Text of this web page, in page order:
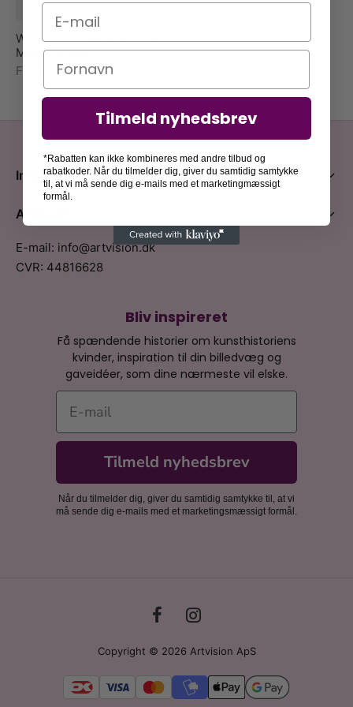
World of coffee brewing –
Mouse & Pen
Fra
79,00kr.
Bliv inspireret
Få spændende historier om kunsthistoriens
kvinder, inspiration til din billedvæg og
gaveidéer, som dine nærmeste vil elske.
E-mail
Tilmeld nyhedsbrev
Når du tilmelder dig, giver du samtidig samtykke til, at vi
må sende dig e-mails med et marketingsmæssigt formål.
Information
Artvision
E-mail: info@artvision.dk
CVR: 44816628
Copyright © 2026 Artvision ApS
E-mail
Navn
Tilmeld nyhedsbrev
*Rabatten kan ikke kombineres med andre tilbud og
rabatkoder. Når du tilmelder dig, giver du samtidig samtykke
til, at vi må sende dig e-mails med et marketingmæssigt
formål.